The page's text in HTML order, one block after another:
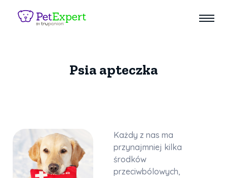
Psia apteczka
Każdy z nas ma
przynajmniej kilka
środków
przeciwbólowych,